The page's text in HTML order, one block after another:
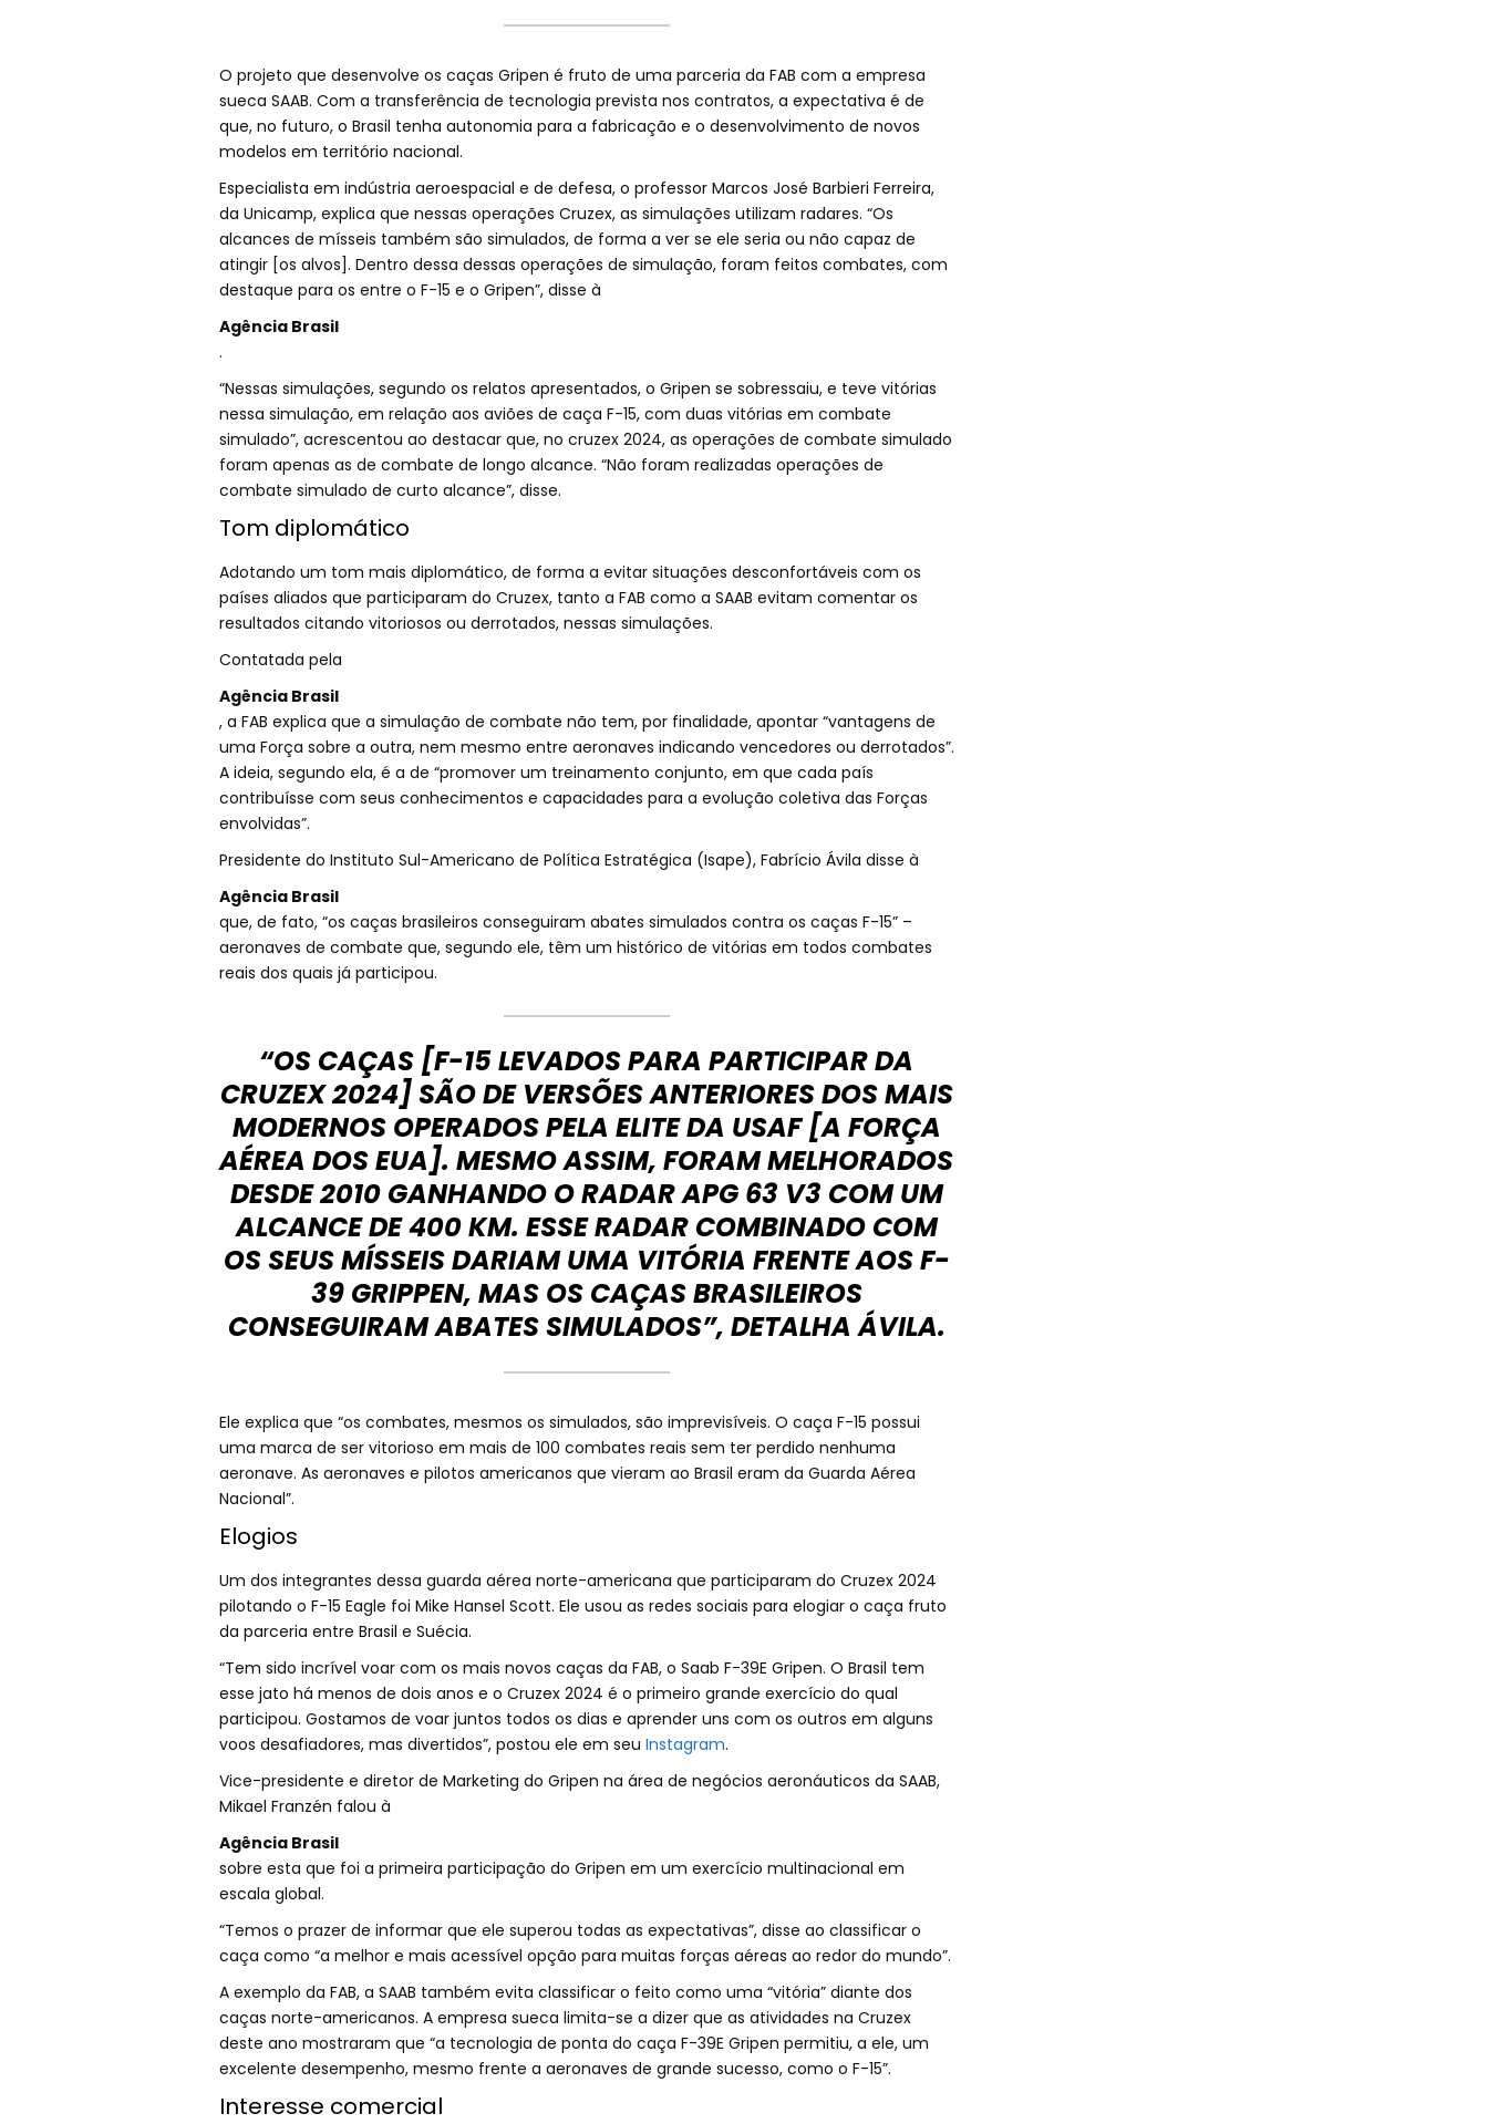
O projeto que desenvolve os caças Gripen é fruto de uma parceria da FAB com a empresa
sueca SAAB. Com a transferência de tecnologia prevista nos contratos, a expectativa é de
que, no futuro, o Brasil tenha autonomia para a fabricação e o desenvolvimento de novos
modelos em território nacional.
Especialista em indústria aeroespacial e de defesa, o professor Marcos José Barbieri Ferreira,
da Unicamp, explica que nessas operações Cruzex, as simulações utilizam radares. “Os
alcances de mísseis também são simulados, de forma a ver se ele seria ou não capaz de
atingir [os alvos]. Dentro dessa dessas operações de simulação, foram feitos combates, com
destaque para os entre o F-15 e o Gripen”, disse à
Agência Brasil
.
“Nessas simulações, segundo os relatos apresentados, o Gripen se sobressaiu, e teve vitórias
nessa simulação, em relação aos aviões de caça F-15, com duas vitórias em combate
simulado”, acrescentou ao destacar que, no cruzex 2024, as operações de combate simulado
foram apenas as de combate de longo alcance. “Não foram realizadas operações de
combate simulado de curto alcance”, disse.
Tom diplomático
Adotando um tom mais diplomático, de forma a evitar situações desconfortáveis com os
países aliados que participaram do Cruzex, tanto a FAB como a SAAB evitam comentar os
resultados citando vitoriosos ou derrotados, nessas simulações.
Contatada pela
Agência Brasil
, a FAB explica que a simulação de combate não tem, por finalidade, apontar “vantagens de
uma Força sobre a outra, nem mesmo entre aeronaves indicando vencedores ou derrotados”.
A ideia, segundo ela, é a de “promover um treinamento conjunto, em que cada país
contribuísse com seus conhecimentos e capacidades para a evolução coletiva das Forças
envolvidas”.
Presidente do Instituto Sul-Americano de Política Estratégica (Isape), Fabrício Ávila disse à
Agência Brasil
que, de fato, “os caças brasileiros conseguiram abates simulados contra os caças F-15” –
aeronaves de combate que, segundo ele, têm um histórico de vitórias em todos combates
reais dos quais já participou.
“OS CAÇAS [F-15 LEVADOS PARA PARTICIPAR DA
CRUZEX 2024] SÃO DE VERSÕES ANTERIORES DOS MAIS
MODERNOS OPERADOS PELA ELITE DA USAF [A FORÇA
AÉREA DOS EUA]. MESMO ASSIM, FORAM MELHORADOS
DESDE 2010 GANHANDO O RADAR APG 63 V3 COM UM
ALCANCE DE 400 KM. ESSE RADAR COMBINADO COM
OS SEUS MÍSSEIS DARIAM UMA VITÓRIA FRENTE AOS F-
39 GRIPPEN, MAS OS CAÇAS BRASILEIROS
CONSEGUIRAM ABATES SIMULADOS”, DETALHA ÁVILA.
Ele explica que “os combates, mesmos os simulados, são imprevisíveis. O caça F-15 possui
uma marca de ser vitorioso em mais de 100 combates reais sem ter perdido nenhuma
aeronave. As aeronaves e pilotos americanos que vieram ao Brasil eram da Guarda Aérea
Nacional”.
Elogios
Um dos integrantes dessa guarda aérea norte-americana que participaram do Cruzex 2024
pilotando o F-15 Eagle foi Mike Hansel Scott. Ele usou as redes sociais para elogiar o caça fruto
da parceria entre Brasil e Suécia.
“Tem sido incrível voar com os mais novos caças da FAB, o Saab F-39E Gripen. O Brasil tem
esse jato há menos de dois anos e o Cruzex 2024 é o primeiro grande exercício do qual
participou. Gostamos de voar juntos todos os dias e aprender uns com os outros em alguns
voos desafiadores, mas divertidos”, postou ele em seu Instagram.
Vice-presidente e diretor de Marketing do Gripen na área de negócios aeronáuticos da SAAB,
Mikael Franzén falou à
Agência Brasil
sobre esta que foi a primeira participação do Gripen em um exercício multinacional em
escala global.
“Temos o prazer de informar que ele superou todas as expectativas”, disse ao classificar o
caça como “a melhor e mais acessível opção para muitas forças aéreas ao redor do mundo”.
A exemplo da FAB, a SAAB também evita classificar o feito como uma “vitória” diante dos
caças norte-americanos. A empresa sueca limita-se a dizer que as atividades na Cruzex
deste ano mostraram que “a tecnologia de ponta do caça F-39E Gripen permitiu, a ele, um
excelente desempenho, mesmo frente a aeronaves de grande sucesso, como o F-15”.
Interesse comercial